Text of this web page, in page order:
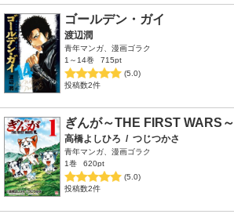
ゴールデン・ガイ
渡辺潤
青年マンガ、漫画ゴラク
1～14巻
715pt
(5.0)
投稿数2件
ぎんが～THE FIRST WARS～
高橋よしひろ / つじつかさ
青年マンガ、漫画ゴラク
1巻
620pt
(5.0)
投稿数2件